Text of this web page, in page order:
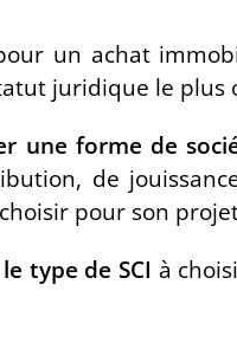
un achat
juridique le plus
une forme de
de
choisir pour son
le type de SCI à